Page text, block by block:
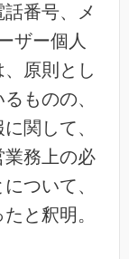
番号、メ
ザー個人
原則とし
ものの、
関して、
業務上の必
ついて、
と釈明。